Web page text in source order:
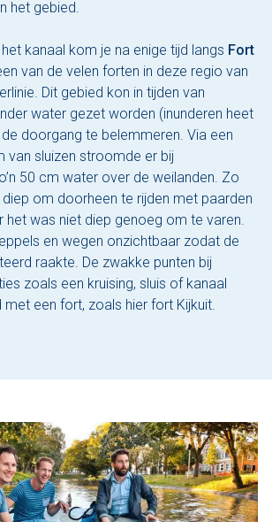
het gebied.
kanaal kom je na enige tijd langs Fort
van de velen forten in deze regio van
Dit gebied kon in tijden van
water gezet worden (inunderen heet
doorgang te belemmeren. Via een
van sluizen stroomde er bij
50 cm water over de weilanden. Zo
om doorheen te rijden met paarden
het was niet diep genoeg om te varen.
en wegen onzichtbaar zodat de
raakte. De zwakke punten bij
zoals een kruising, sluis of kanaal
een fort, zoals hier fort Kijkuit.